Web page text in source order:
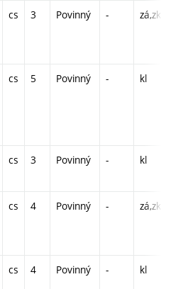
cs 3 Povinný - zá,zk
cs 5 Povinný - kl
cs 3 Povinný - kl
cs 4 Povinný - zá,zk
cs 4 Povinný - kl